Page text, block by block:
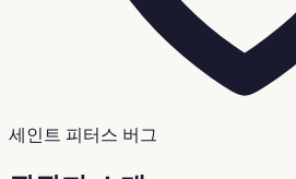
세인트 피터스 버그